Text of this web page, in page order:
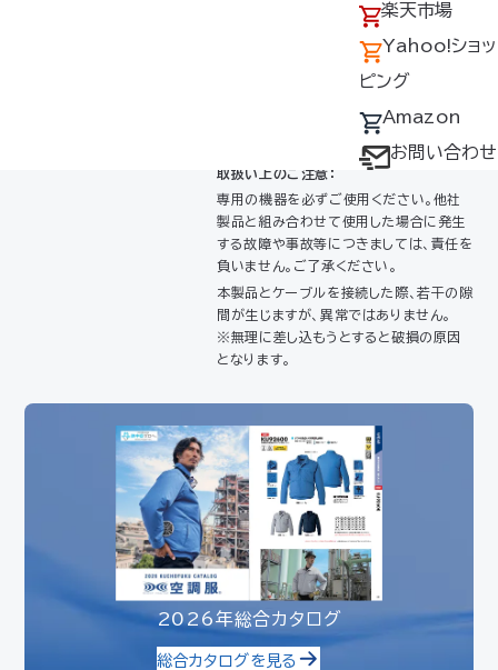
アクセス
採用情報
の回収について
デバイス・ファン
オプション対応表
取扱説明書ダウ
ンロードサービス
購入方法
防爆デバイス取り
扱い店舗
楽天市場
Yahoo!ショッ
ピング
Amazon
お問い合わせ
取扱い上のご注意：
専用の機器を必ずご使用ください。他社
製品と組み合わせて使用した場合に発生
する故障や事故等につきましては、責任を
負いません。ご了承ください。
本製品とケーブルを接続した際、若干の隙
間が生じますが、 異常ではありません。
※無理に差し込もうとすると破損の原因
となります。
2026年総合カタログ
総合カタログを見る